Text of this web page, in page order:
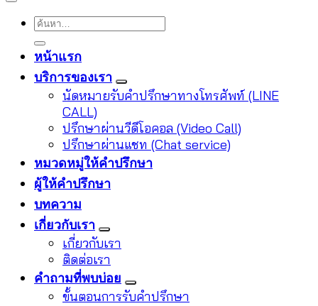
ค้นหา:
หน้าแรก
บริการของเรา
นัดหมายรับคำปรึกษาทางโทรศัพท์ (LINE
CALL)
ปรึกษาผ่านวีดีโอคอล (Video Call)
ปรึกษาผ่านแชท (Chat service)
หมวดหมู่ให้คำปรึกษา
ผู้ให้คำปรึกษา
บทความ
เกี่ยวกับเรา
เกี่ยวกับเรา
ติดต่อเรา
คำถามที่พบบ่อย
ขั้นตอนการรับคำปรึกษา